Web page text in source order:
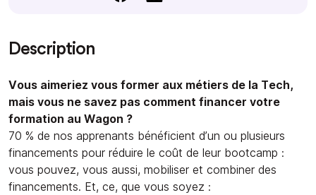
Description
Vous aimeriez vous former aux métiers de la Tech,
mais vous ne savez pas comment financer votre
formation au Wagon ?
70 % de nos apprenants bénéficient d’un ou plusieurs
financements pour réduire le coût de leur bootcamp :
vous pouvez, vous aussi, mobiliser et combiner des
financements. Et, ce, que vous soyez :